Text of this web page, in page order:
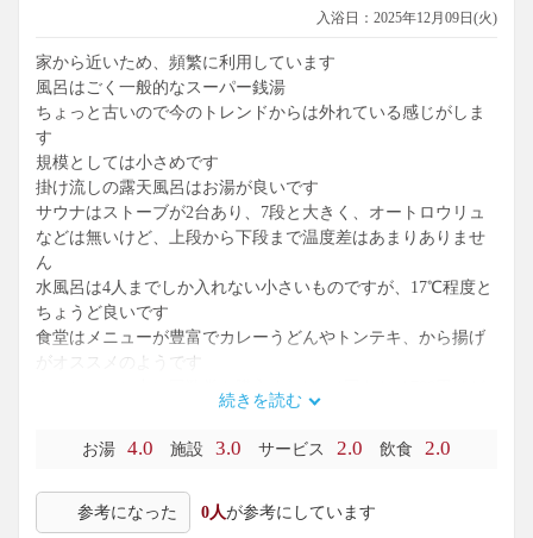
入浴日：2025年12月09日(火)
家から近いため、頻繁に利用しています
風呂はごく一般的なスーパー銭湯
ちょっと古いので今のトレンドからは外れている感じがしま
す
規模としては小さめです
掛け流しの露天風呂はお湯が良いです
サウナはストーブが2台あり、7段と大きく、オートロウリュ
などは無いけど、上段から下段まで温度差はあまりありませ
ん
水風呂は4人までしか入れない小さいものですが、17℃程度と
ちょうど良いです
食堂はメニューが豊富でカレーうどんやトンテキ、から揚げ
がオススメのようです
深夜1時まで営業しているので、仕事帰りに利用する人も多い
続きを読む
お湯 4.0 施設 3.0 サービス 2.0 飲食 2.0
参考になった 0人が参考にしています